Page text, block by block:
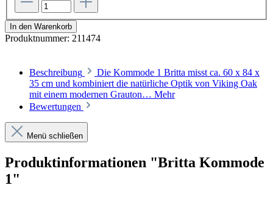
In den Warenkorb
Produktnummer: 211474
Beschreibung
Die Kommode 1 Britta misst ca. 60 x 84 x
35 cm und kombiniert die natürliche Optik von Viking Oak
mit einem modernen Grauton… Mehr
Bewertungen
Menü schließen
Produktinformationen "Britta Kommode
1"